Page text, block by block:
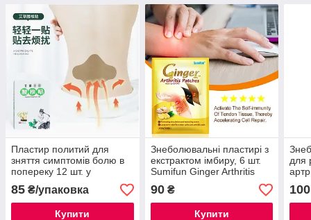
Пластир политий для
зняття симптомів болю в
попереку 12 шт. у
пакованні (без коробки)
85 ₴/упаковка
Купити
Знеболювальні пластирі з
екстрактом імбиру, 6 шт.
Sumifun Ginger Arthritis
Patches
90₴
Купити
для
шт.
100